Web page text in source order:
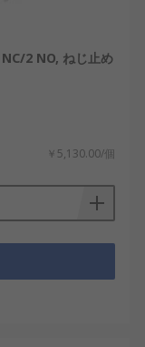
2 NO, ねじ止め
￥5,130.00/個